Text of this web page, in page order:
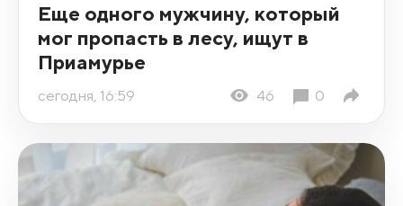
Еще одного мужчину, который
мог пропасть в лесу, ищут в
Приамурье
сегодня, 16:59 46 0